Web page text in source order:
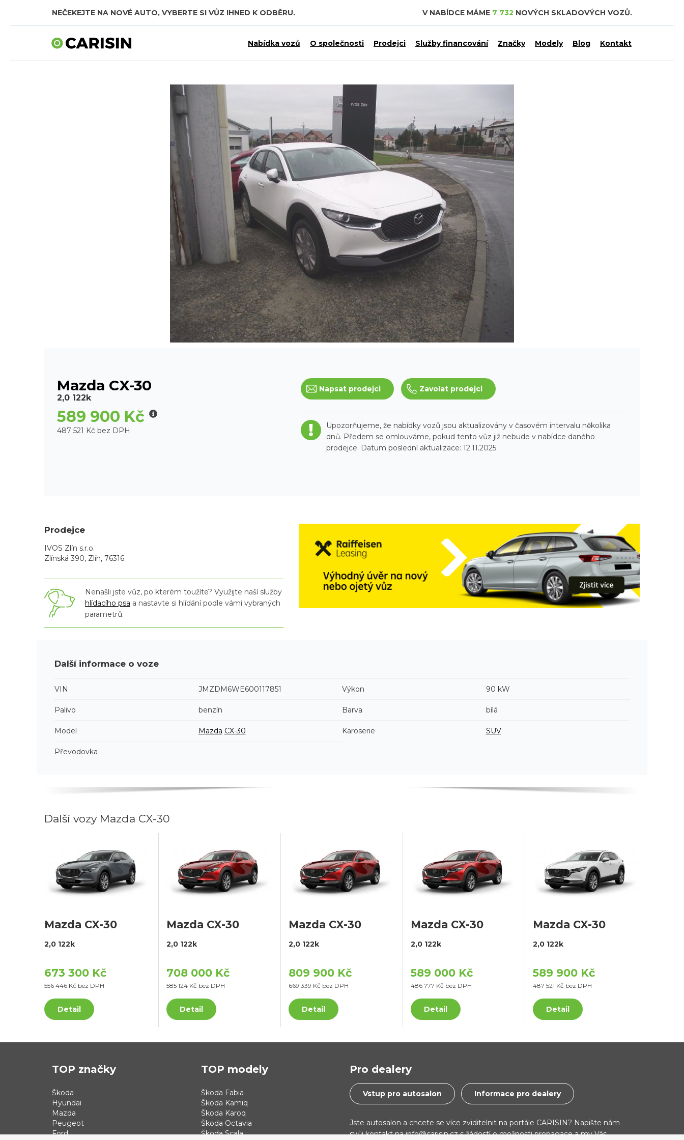
NEČEKEJTE NA NOVÉ AUTO, VYBERTE SI VŮZ IHNED K ODBĚRU. V NABÍDCE MÁME 7 732 NOVÝCH SKLADOVÝCH VOZŮ.
Nabídka vozů O společnosti Prodejci Služby financování Značky Modely Blog Kontakt
Mazda CX-30
2,0 122k
589 900 Kč
487 521 Kč bez DPH
Napsat prodejci Zavolat prodejci
Upozorňujeme, že nabídky vozů jsou aktualizovány v časovém intervalu několika
dnů. Předem se omlouváme, pokud tento vůz již nebude v nabídce daného
prodejce. Datum poslední aktualizace: 12.11.2025
Prodejce
IVOS Zlín s.r.o.
Zlínská 390, Zlín, 76316
Nenašli jste vůz, po kterém toužíte? Využijte naší služby
hlídacího psa a nastavte si hlídání podle vámi vybraných
parametrů.
Další informace o voze
VIN JMZDM6WE600117851 Výkon 90 kW
Palivo benzín Barva bílá
Model Mazda CX-30 Karoserie SUV
Převodovka
Další vozy Mazda CX-30
Mazda CX-30
2,0 122k
673 300 Kč
556 446 Kč bez DPH
Detail
Mazda CX-30
2,0 122k
708 000 Kč
585 124 Kč bez DPH
Detail
Mazda CX-30
2,0 122k
809 900 Kč
669 339 Kč bez DPH
Detail
Mazda CX-30
2,0 122k
589 000 Kč
486 777 Kč bez DPH
Detail
Mazda CX-30
2,0 122k
589 900 Kč
487 521 Kč bez DPH
Detail
TOP značky
Škoda
Hyundai
Mazda
Peugeot
Ford
TOP modely
Škoda Fabia
Škoda Kamiq
Škoda Karoq
Škoda Octavia
Škoda Scala
Pro dealery
Vstup pro autosalon Informace pro dealery
Jste autosalon a chcete se více zviditelnit na portále CARISIN? Napište nám
svůj kontakt na info@carisin.cz s žádostí o možnosti propagace a my Vás